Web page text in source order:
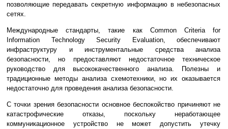
позволяющие передавать секретную информацию в небезопасных
сетях.
Международные стандарты, такие как Common Criteria for
Information Technology Security Evaluation, обеспечивают
инфраструктуру и инструментальные средства анализа
безопасности, но предоставляют недостаточное техническое
руководство для высококачественного анализа. Полезны и
традиционные методы анализа схемотехники, но их оказывается
недостаточно для проведения анализа безопасности.
С точки зрения безопасности основное беспокойство причиняют не
катастрофические отказы, поскольку неработающее
коммуникационное устройство не может допустить утечку